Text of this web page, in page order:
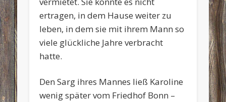
ertragen, in dem Hause weiter zu
leben, in dem sie mit ihrem Mann so
viele glückliche Jahre verbracht
hatte.
Den Sarg ihres Mannes ließ Karoline
wenig später vom Friedhof Bonn –